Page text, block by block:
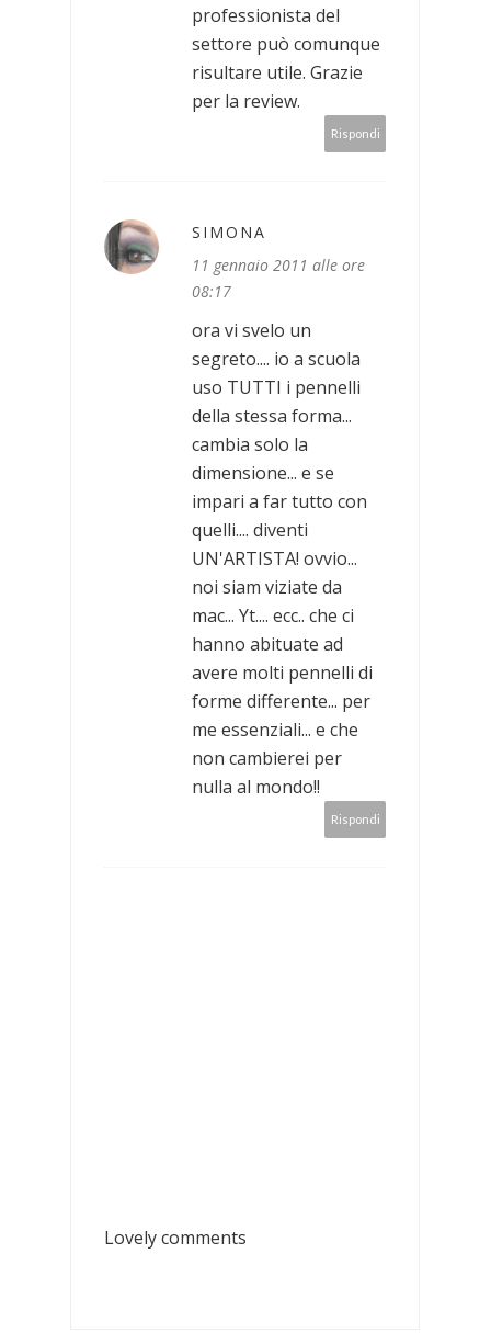
professionista del
settore può comunque
risultare utile. Grazie
per la review.
Rispondi
SIMONA
11 gennaio 2011 alle ore
08:17
ora vi svelo un
segreto.... io a scuola
uso TUTTI i pennelli
della stessa forma...
cambia solo la
dimensione... e se
impari a far tutto con
quelli.... diventi
UN'ARTISTA! ovvio...
noi siam viziate da
mac... Yt.... ecc.. che ci
hanno abituate ad
avere molti pennelli di
forme differente... per
me essenziali... e che
non cambierei per
nulla al mondo!!
Rispondi
Lovely comments